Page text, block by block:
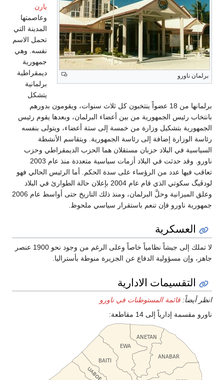
يارن
وعاصمتها
المدينة التي
تحمل الاسم
نفسه. وهي
جمهورية
ديمقراطية
برلمانية
ينتخبون كل ثلاث سنوات، ويقومون بدورهم
بين أعضاء البرلمان، وبعدها يقوم رئيس
خمسة إلى ستة أعضاء، ويتولى بنفسه
الجمهورية. ويتقاسم الأنشطة
هما الحزب الديمقراطي وحزب
ناورو. وقد حدثت في البلاد أزمات سياسية متعددة منذ عام 2003
على سدة الحكم. أما الرئيس الحالي فهو
لودڤيگ سكوتي الذي قام عام 2004 بإعلان حالة الطوارئ في البلاد
وعلق الميزانية وحلَّ البرلمان، ومنذ ذلك التاريخ حتى أواسط عام 2006
سياسي ملحوظ.
لا تملك إلى جيشاً نظامياً خاصاً وعلى الرغم من وجود نحو 1900 عنصر
الجزيرة منوطة بأستراليا.
في ناورو